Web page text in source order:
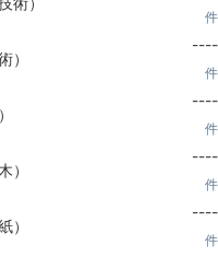
件
）
----
件
----
件
）
----
件
）
----
件